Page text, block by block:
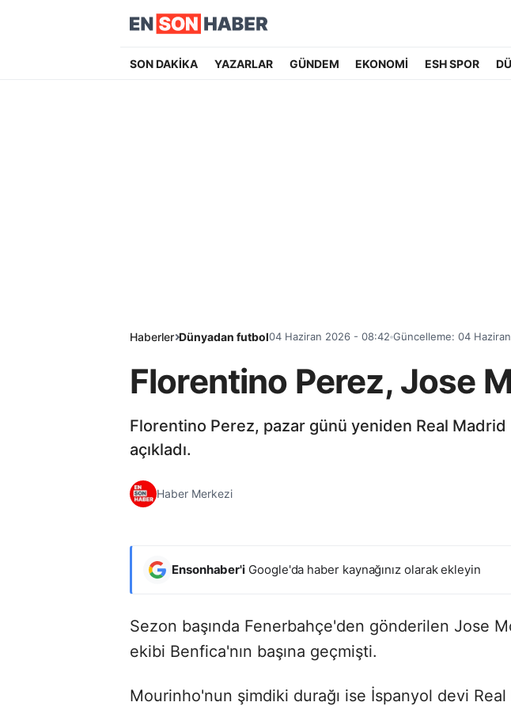
SON DAKİKA YAZARLAR GÜNDEM EKONOMİ ESH SPOR
Haberler Dünyadan futbol04 Haziran 2026 - 08:42 Güncelleme: 04
Florentino Perez, Jose
Florentino Perez, pazar günü yeniden Real Madrid
açıkladı.
Haber Merkezi
Ensonhaber'i Google'da haber kaynağınız olarak ekleyin
Sezon başında Fenerbahçe'den gönderilen Jose
ekibi Benfica'nın başına geçmişti.
Mourinho'nun şimdiki durağı ise İspanyol devi